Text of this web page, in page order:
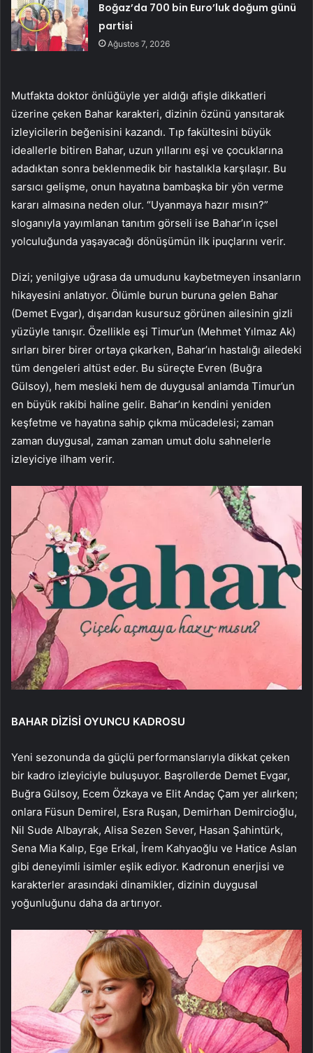
Boğaz’da 700 bin Euro’luk doğum günü
partisi
Ağustos 7, 2026
Mutfakta doktor önlüğüyle yer aldığı afişle dikkatleri
üzerine çeken Bahar karakteri, dizinin özünü yansıtarak
izleyicilerin beğenisini kazandı. Tıp fakültesini büyük
ideallerle bitiren Bahar, uzun yıllarını eşi ve çocuklarına
adadıktan sonra beklenmedik bir hastalıkla karşılaşır. Bu
sarsıcı gelişme, onun hayatına bambaşka bir yön verme
kararı almasına neden olur. “Uyanmaya hazır mısın?”
sloganıyla yayımlanan tanıtım görseli ise Bahar’ın içsel
yolculuğunda yaşayacağı dönüşümün ilk ipuçlarını verir.
Dizi; yenilgiye uğrasa da umudunu kaybetmeyen insanların
hikayesini anlatıyor. Ölümle burun buruna gelen Bahar
(Demet Evgar), dışarıdan kusursuz görünen ailesinin gizli
yüzüyle tanışır. Özellikle eşi Timur’un (Mehmet Yılmaz Ak)
sırları birer birer ortaya çıkarken, Bahar’ın hastalığı ailedeki
tüm dengeleri altüst eder. Bu süreçte Evren (Buğra
Gülsoy), hem mesleki hem de duygusal anlamda Timur’un
en büyük rakibi haline gelir. Bahar’ın kendini yeniden
keşfetme ve hayatına sahip çıkma mücadelesi; zaman
zaman duygusal, zaman zaman umut dolu sahnelerle
izleyiciye ilham verir.
BAHAR DİZİSİ OYUNCU KADROSU
Yeni sezonunda da güçlü performanslarıyla dikkat çeken
bir kadro izleyiciyle buluşuyor. Başrollerde Demet Evgar,
Buğra Gülsoy, Ecem Özkaya ve Elit Andaç Çam yer alırken;
onlara Füsun Demirel, Esra Ruşan, Demirhan Demircioğlu,
Nil Sude Albayrak, Alisa Sezen Sever, Hasan Şahintürk,
Sena Mia Kalıp, Ege Erkal, İrem Kahyaoğlu ve Hatice Aslan
gibi deneyimli isimler eşlik ediyor. Kadronun enerjisi ve
karakterler arasındaki dinamikler, dizinin duygusal
yoğunluğunu daha da artırıyor.